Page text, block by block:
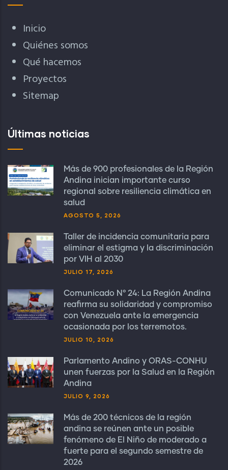
Inicio
Quiénes somos
Qué hacemos
Proyectos
Sitemap
Últimas noticias
Más de 900 profesionales de la Región
Andina inician importante curso
regional sobre resiliencia climática en
salud
AGOSTO 5, 2026
Taller de incidencia comunitaria para
eliminar el estigma y la discriminación
por VIH al 2030
JULIO 17, 2026
Comunicado N° 24: La Región Andina
reafirma su solidaridad y compromiso
con Venezuela ante la emergencia
ocasionada por los terremotos.
JULIO 10, 2026
Parlamento Andino y ORAS-CONHU
unen fuerzas por la Salud en la Región
Andina
JULIO 9, 2026
Más de 200 técnicos de la región
andina se reúnen ante un posible
fenómeno de El Niño de moderado a
fuerte para el segundo semestre de
2026